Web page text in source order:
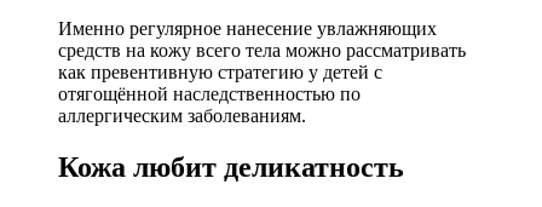
Именно регулярное нанесение увлажняющих
средств на кожу всего тела можно рассматривать
как превентивную стратегию у детей с
отягощённой наследственностью по
аллергическим заболеваниям.
Кожа любит деликатность